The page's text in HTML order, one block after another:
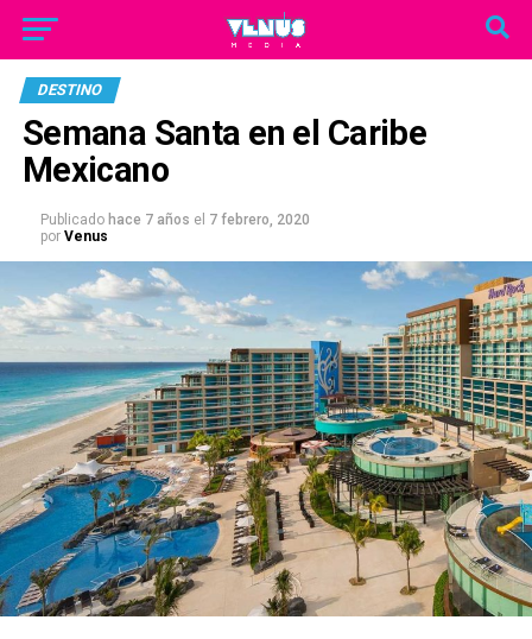
DESTINO
Semana Santa en el Caribe
Mexicano
Publicado hace 7 años el 7 febrero, 2020
por Venus